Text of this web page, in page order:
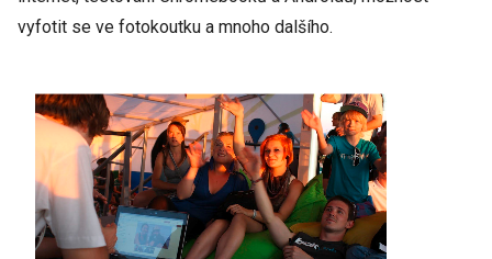
vyfotit se ve fotokoutku a mnoho dalšího.